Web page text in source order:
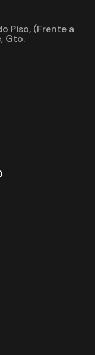
Piso, (Frente a
Gto.